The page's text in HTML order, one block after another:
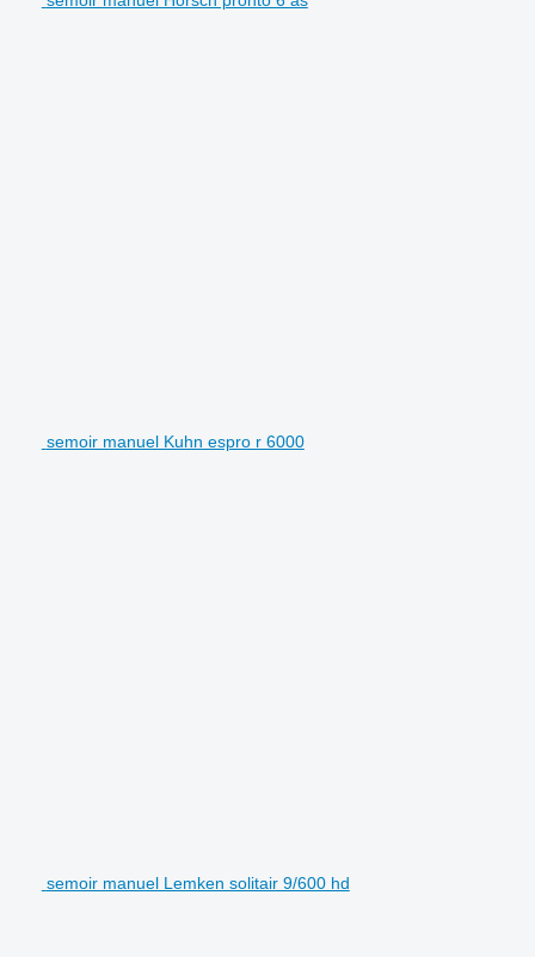
semoir manuel Kuhn espro r 6000
semoir manuel Lemken solitair 9/600 hd